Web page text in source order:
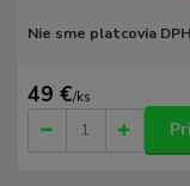
Nie sme platcovia DPH
49 €/ks